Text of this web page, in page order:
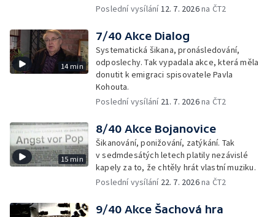
Poslední vysílání12. 7. 2026na ČT2
14 min
7/40 Akce Dialog
Systematická šikana, pronásledování,
odposlechy. Tak vypadala akce, která měla
donutit k emigraci spisovatele Pavla
Kohouta.
Poslední vysílání 21. 7. 2026na ČT2
15 min
8/40 Akce Bojanovice
Šikanování, ponižování, zatýkání. Tak
v sedmdesátých letech platily nezávislé
kapely za to, že chtěly hrát vlastní muziku.
Poslední vysílání 22. 7. 2026na ČT2
9/40 Akce Šachová hra